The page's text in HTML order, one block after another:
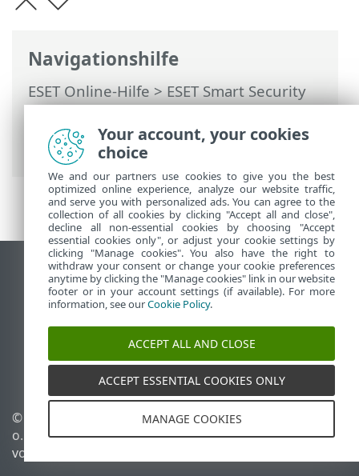
Navigationshilfe
ESET Online-Hilfe>ESET Smart Security
Premium>Arbeiten mit ESET Smart
Security Premium>Einstellungen>
Geräteschutz
Desktop-Site anzeigen
End of Life
ESET Knowledgebase
ESET-Forum
ESET Status Portal
Regionaler Support
© 1992 - 2026 ESET, spol. s r.
o. - Alle Rechte
vorbehalten.
Cookies verwalten
Cookie-Richtlinie
Your account, your cookies
choice
We and our partners use cookies to give you the best
optimized online experience, analyze our website traffic,
and serve you with personalized ads. You can agree to the
collection of all cookies by clicking "Accept all and close",
decline all non-essential cookies by choosing "Accept
essential cookies only", or adjust your cookie settings by
clicking "Manage cookies". You also have the right to
withdraw your consent or change your cookie preferences
anytime by clicking the "Manage cookies" link in our website
footer or in your account settings (if available). For more
information, see ourCookie Policy.
ACCEPT ALL AND CLOSE
ACCEPT ESSENTIAL COOKIES ONLY
MANAGE COOKIES